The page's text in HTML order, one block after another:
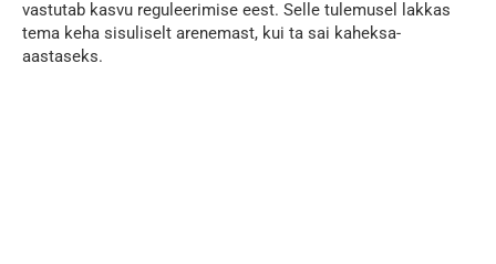
vastutab kasvu reguleerimise eest. Selle tulemusel lakkas
tema keha sisuliselt arenemast, kui ta sai kaheksa-
aastaseks.